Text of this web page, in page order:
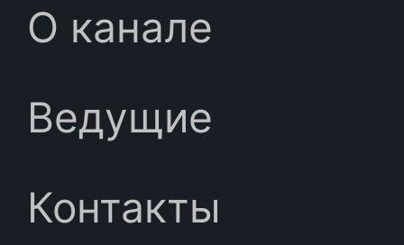
О канале
Ведущие
Контакты